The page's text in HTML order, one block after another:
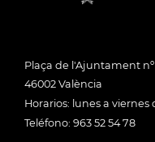
Plaça de l'Ajuntament nº
46002 València
Horarios: lunes a viernes
Teléfono: 963 52 54 78